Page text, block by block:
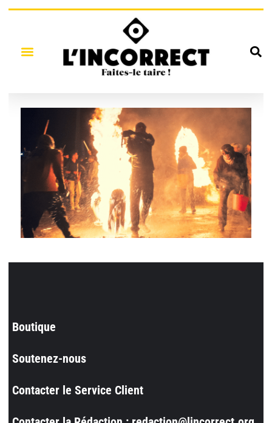
Boutique
Soutenez-nous
Contacter le Service Client